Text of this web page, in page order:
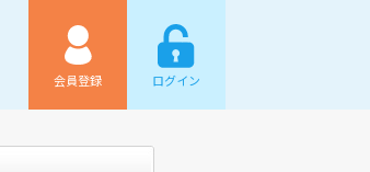
会員登録 ログイン